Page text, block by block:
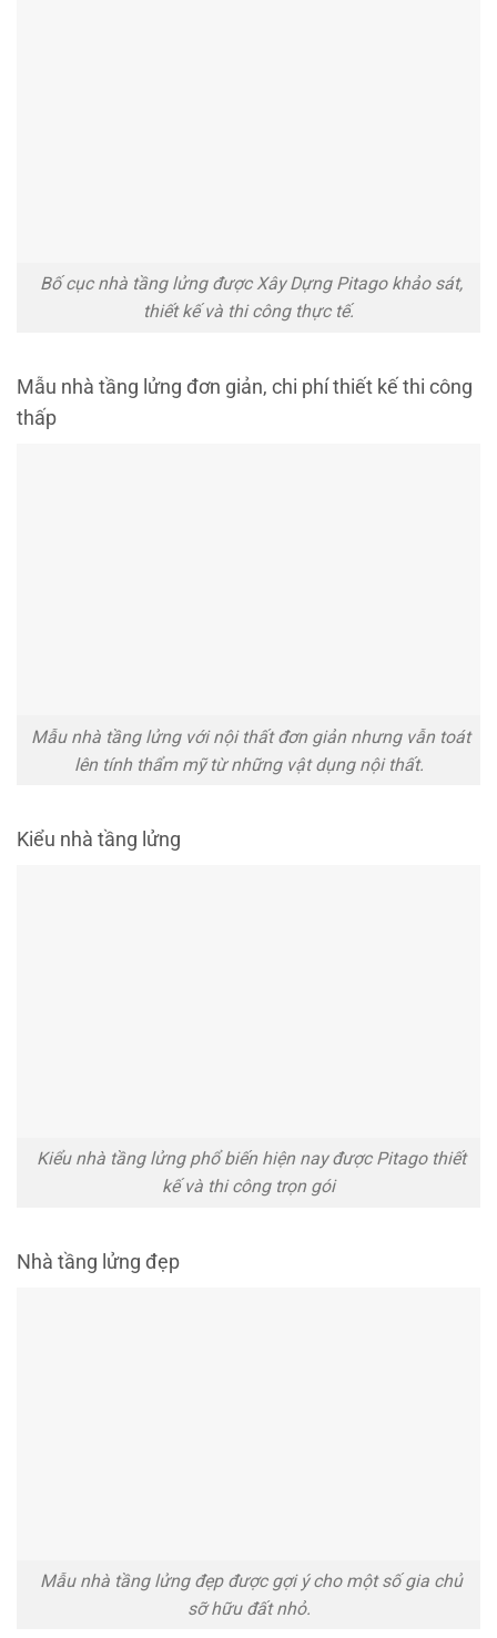
Bố cục nhà tầng lửng được Xây Dựng Pitago khảo sát,
thiết kế và thi công thực tế.
Mẫu nhà tầng lửng đơn giản, chi phí thiết kế thi công
thấp
Mẫu nhà tầng lửng với nội thất đơn giản nhưng vẫn toát
lên tính thẩm mỹ từ những vật dụng nội thất.
Kiểu nhà tầng lửng
Kiểu nhà tầng lửng phổ biến hiện nay được Pitago thiết
kế và thi công trọn gói
Nhà tầng lửng đẹp
Mẫu nhà tầng lửng đẹp được gợi ý cho một số gia chủ
sỡ hữu đất nhỏ.